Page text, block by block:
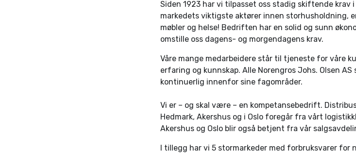
Siden 1923 har vi tilpasset oss stadig skiftende
markedets viktigste aktører innen storhusholdning,
møbler og helse! Bedriften har en solid og sunn
omstille oss dagens- og morgendagens krav.
Våre mange medarbeidere står til tjeneste for våre
erfaring og kunnskap. Alle Norengros Johs. Olsen
kontinuerlig innenfor sine fagområder.
Vi er – og skal være – en kompetansebedrift.
Hedmark, Akershus og i Oslo foregår fra vårt
Akershus og Oslo blir også betjent fra vår
I tillegg har vi 5 stormarkeder med forbruksvarer